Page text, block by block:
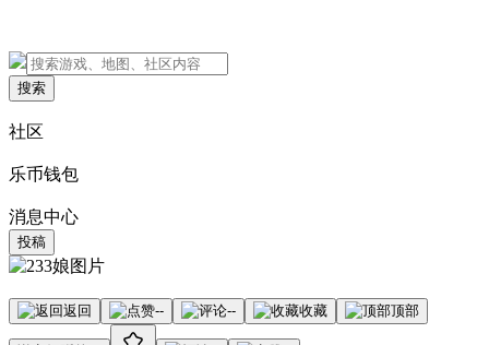
搜索
社区
乐币钱包
消息中心
投稿
返回 -- -- 收藏 顶部